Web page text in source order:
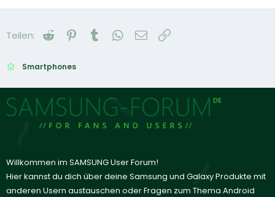
Teilen: Reddit Pinterest
Tumblr WhatsApp
E-Mail
Smartphones
Willkommen im SAMSUNG User Forum!
Hier kannst du dich über deine Samsung und Galaxy Produkte mit
anderen Usern austauschen oder Fragen zum Thema Android